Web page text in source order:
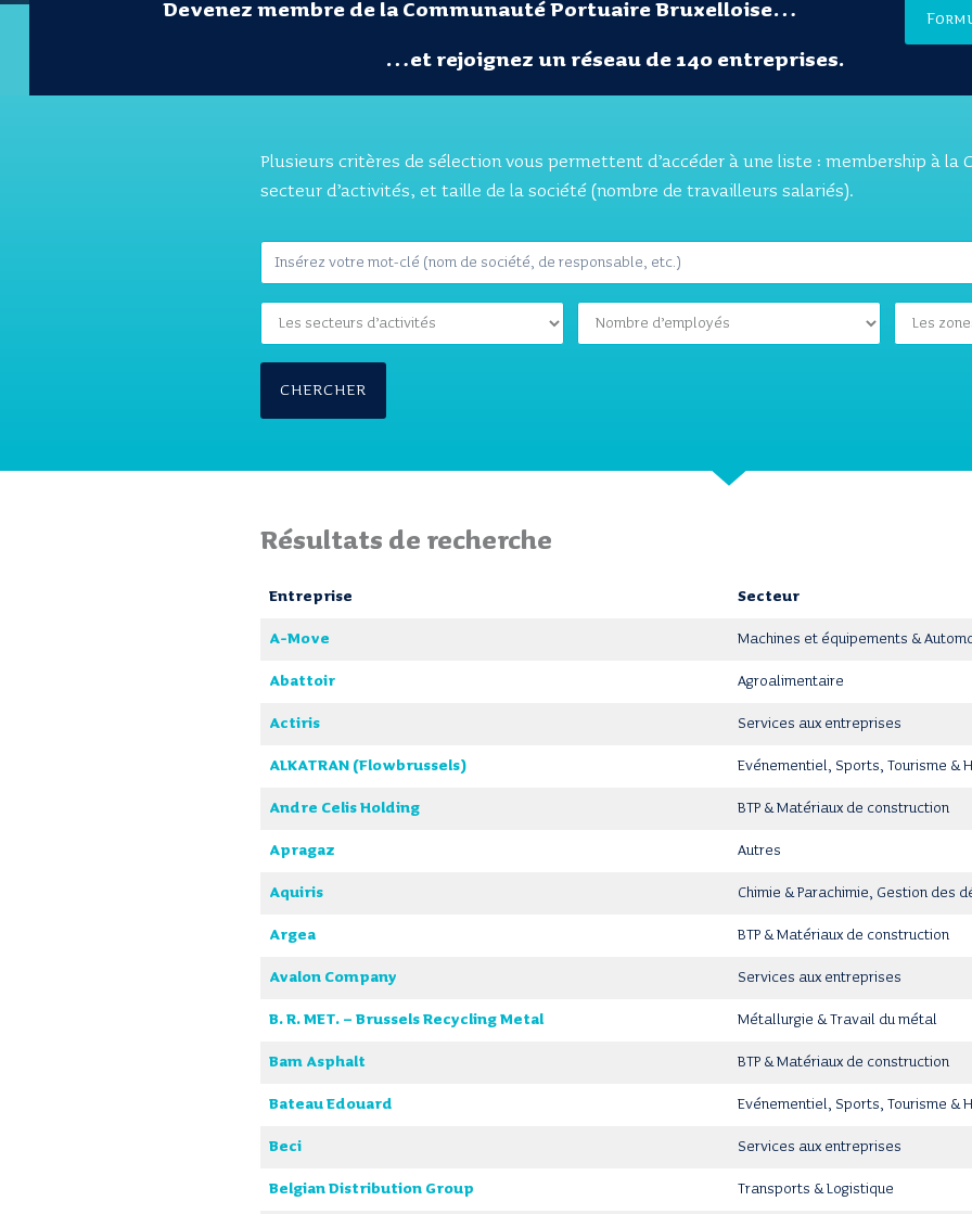
Devenez membre de la Communauté Portuaire Bruxelloise…
…et rejoignez un réseau de 140 entreprises.
Plusieurs critères de sélection vous permettent d’accéder à une liste : membership à la
secteur d’activités, et taille de la société (nombre de travailleurs salariés).
CHERCHER
Résultats de recherche
Entreprise Secteur
A-Move Machines et équipements &
Abattoir Agroalimentaire
Actiris Services aux entreprises
ALKATRAN (Flowbrussels) Evénementiel, Sports, Tourisme &
Andre Celis Holding BTP & Matériaux de construction
Apragaz Autres
Aquiris Chimie & Parachimie, Gestion des
Argea BTP & Matériaux de construction
Avalon Company Services aux entreprises
B. R. MET. – Brussels Recycling Metal Métallurgie & Travail du métal
Bam Asphalt BTP & Matériaux de construction
Bateau Edouard Evénementiel, Sports, Tourisme &
Beci Services aux entreprises
Belgian Distribution Group Transports & Logistique